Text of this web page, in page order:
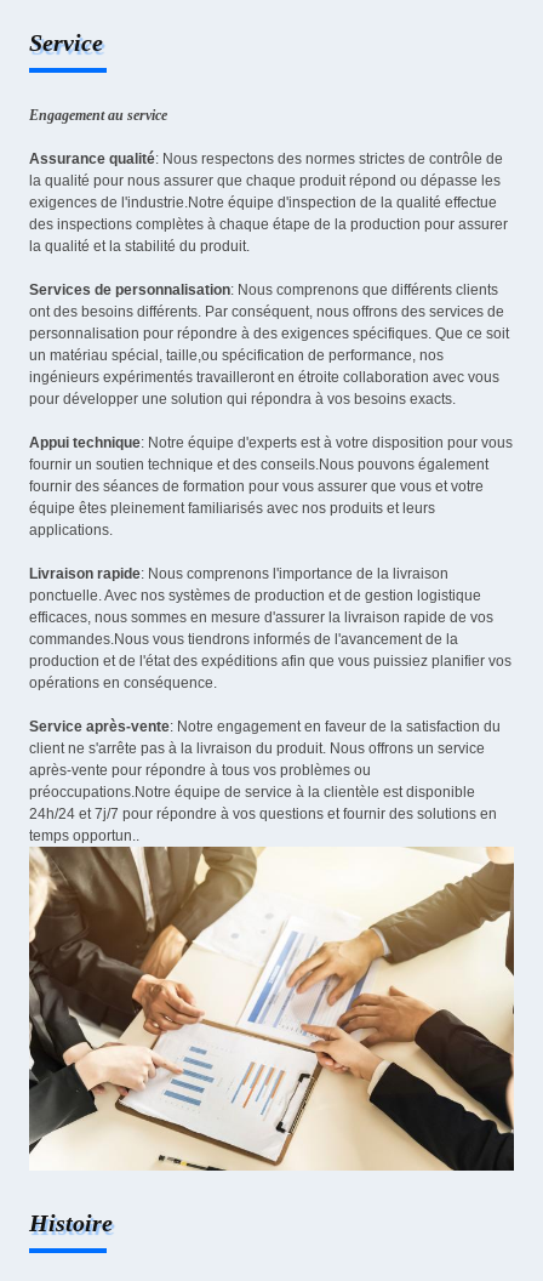
Service
Engagement au service
Assurance qualité: Nous respectons des normes strictes de contrôle de
la qualité pour nous assurer que chaque produit répond ou dépasse les
exigences de l'industrie.Notre équipe d'inspection de la qualité effectue
des inspections complètes à chaque étape de la production pour assurer
la qualité et la stabilité du produit.
Services de personnalisation: Nous comprenons que différents clients
ont des besoins différents. Par conséquent, nous offrons des services de
personnalisation pour répondre à des exigences spécifiques. Que ce soit
un matériau spécial, taille,ou spécification de performance, nos
ingénieurs expérimentés travailleront en étroite collaboration avec vous
pour développer une solution qui répondra à vos besoins exacts.
Appui technique: Notre équipe d'experts est à votre disposition pour vous
fournir un soutien technique et des conseils.Nous pouvons également
fournir des séances de formation pour vous assurer que vous et votre
équipe êtes pleinement familiarisés avec nos produits et leurs
applications.
Livraison rapide: Nous comprenons l'importance de la livraison
ponctuelle. Avec nos systèmes de production et de gestion logistique
efficaces, nous sommes en mesure d'assurer la livraison rapide de vos
commandes.Nous vous tiendrons informés de l'avancement de la
production et de l'état des expéditions afin que vous puissiez planifier vos
opérations en conséquence.
Service après-vente: Notre engagement en faveur de la satisfaction du
client ne s'arrête pas à la livraison du produit. Nous offrons un service
après-vente pour répondre à tous vos problèmes ou
préoccupations.Notre équipe de service à la clientèle est disponible
24h/24 et 7j/7 pour répondre à vos questions et fournir des solutions en
temps opportun..
Histoire